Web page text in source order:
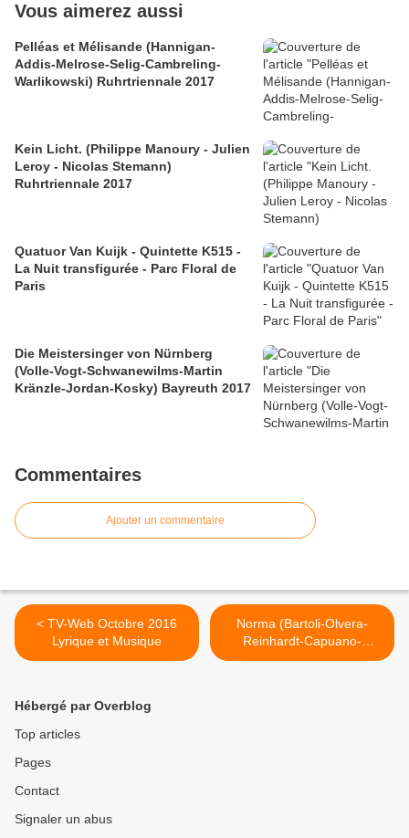
Vous aimerez aussi
Pelléas et Mélisande (Hannigan-
Addis-Melrose-Selig-Cambreling-
Warlikowski) Ruhrtriennale 2017
Kein Licht. (Philippe Manoury - Julien
Leroy - Nicolas Stemann)
Ruhrtriennale 2017
Quatuor Van Kuijk - Quintette K515 -
La Nuit transfigurée - Parc Floral de
Paris
Die Meistersinger von Nürnberg
(Volle-Vogt-Schwanewilms-Martin
Kränzle-Jordan-Kosky) Bayreuth 2017
Commentaires
Ajouter un commentaire
< TV-Web Octobre 2016
Lyrique et Musique
Norma (Bartoli-Olvera-
Reinhardt-Capuano-
Caurier-Leiser) Champs-
Hébergé par Overblog
Top articles
Pages
Contact
Signaler un abus